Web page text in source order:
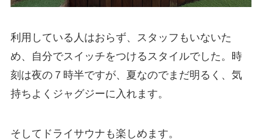
利用している人はおらず、スタッフもいないた
め、自分でスイッチをつけるスタイルでした。時
刻は夜の７時半ですが、夏なのでまだ明るく、気
持ちよくジャグジーに入れます。
そしてドライサウナも楽しめます。